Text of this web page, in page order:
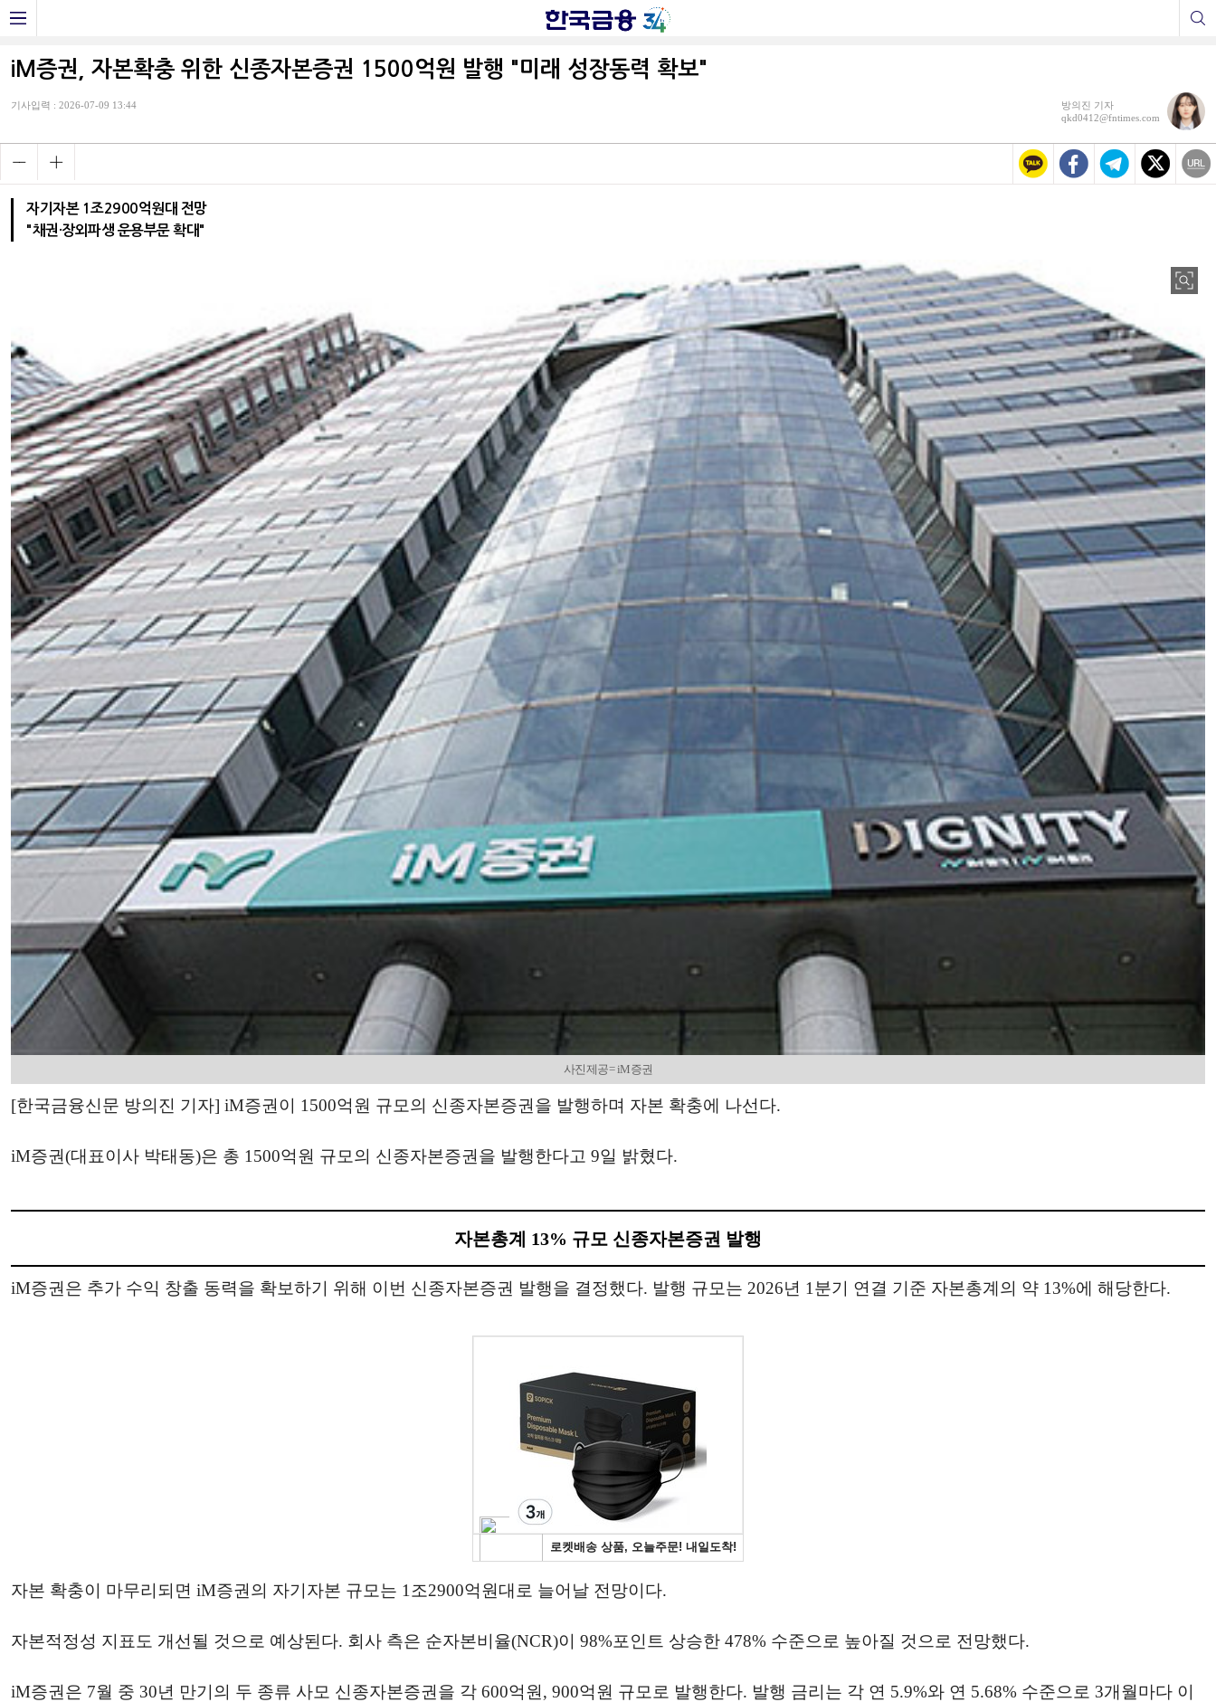
iM증권, 자본확충 위한 신종자본증권 1500억원 발행 "미래 성장동력 확보"
기사입력 : 2026-07-09 13:44
방의진 기자
qkd0412@fntimes.com
자기자본 1조2900억원대 전망
"채권·장외파생 운용부문 확대"
사진제공= iM증권
[한국금융신문 방의진 기자] iM증권이 1500억원 규모의 신종자본증권을 발행하며 자본 확충에 나선다.
iM증권(대표이사 박태동)은 총 1500억원 규모의 신종자본증권을 발행한다고 9일 밝혔다.
자본총계 13% 규모 신종자본증권 발행
iM증권은 추가 수익 창출 동력을 확보하기 위해 이번 신종자본증권 발행을 결정했다. 발행 규모는 2026년 1분기 연결 기준 자본총계의 약 13%에 해당한다.
자본 확충이 마무리되면 iM증권의 자기자본 규모는 1조2900억원대로 늘어날 전망이다.
자본적정성 지표도 개선될 것으로 예상된다. 회사 측은 순자본비율(NCR)이 98%포인트 상승한 478% 수준으로 높아질 것으로 전망했다.
iM증권은 7월 중 30년 만기의 두 종류 사모 신종자본증권을 각 600억원, 900억원 규모로 발행한다. 발행 금리는 각 연 5.9%와 연 5.68% 수준으로 3개월마다 이